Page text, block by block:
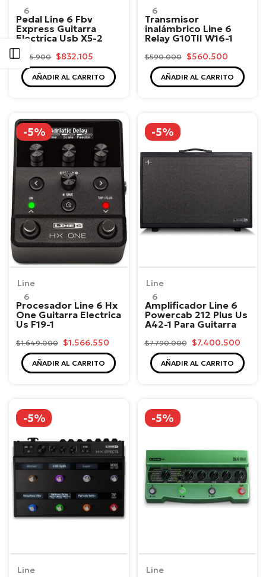
Abrir barra lateral
6
Pedal Line 6 Fbv
Express Guitarra
Electrica Usb X5-2
$875.900 $832.105
AÑADIR AL CARRITO
6
Transmisor
inalámbrico Line 6
Relay G10TII W16-1
$590.000 $560.500
AÑADIR AL CARRITO
-5%
Line
6
Procesador Line 6 Hx
One Guitarra Electrica
Us F19-1
$1.649.000 $1.566.550
AÑADIR AL CARRITO
-5%
Line
6
Amplificador Line 6
Powercab 212 Plus Us
A42-1 Para Guitarra
$7.790.000 $7.400.500
AÑADIR AL CARRITO
-5%
Line
-5%
Line